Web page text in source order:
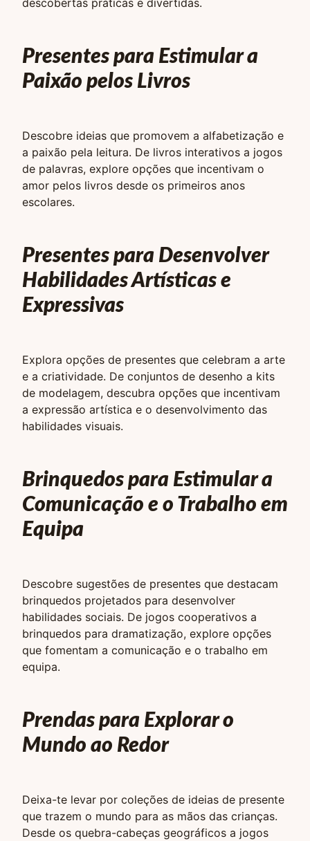
descobertas práticas e divertidas.
Presentes para Estimular a
Paixão pelos Livros
Descobre ideias que promovem a alfabetização e
a paixão pela leitura. De livros interativos a jogos
de palavras, explore opções que incentivam o
amor pelos livros desde os primeiros anos
escolares.
Presentes para Desenvolver
Habilidades Artísticas e
Expressivas
Explora opções de presentes que celebram a arte
e a criatividade. De conjuntos de desenho a kits
de modelagem, descubra opções que incentivam
a expressão artística e o desenvolvimento das
habilidades visuais.
Brinquedos para Estimular a
Comunicação e o Trabalho em
Equipa
Descobre sugestões de presentes que destacam
brinquedos projetados para desenvolver
habilidades sociais. De jogos cooperativos a
brinquedos para dramatização, explore opções
que fomentam a comunicação e o trabalho em
equipa.
Prendas para Explorar o
Mundo ao Redor
Deixa-te levar por coleções de ideias de presente
que trazem o mundo para as mãos das crianças.
Desde os quebra-cabeças geográficos a jogos